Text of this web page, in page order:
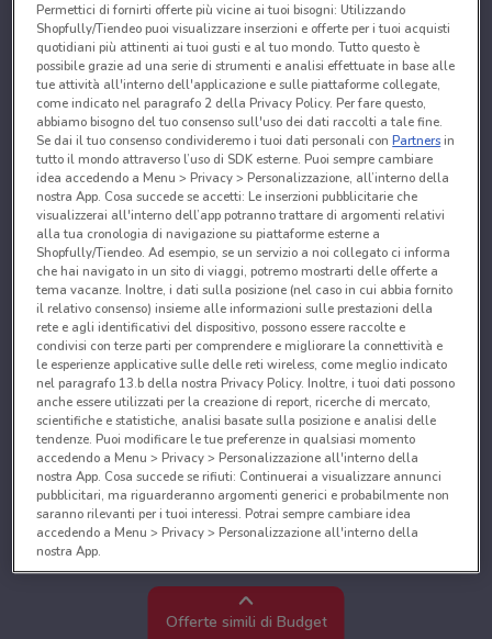
Offerte simili di Budget
Permettici di fornirti offerte più vicine ai tuoi bisogni: Utilizzando
Shopfully/Tiendeo puoi visualizzare inserzioni e offerte per i tuoi acquisti
quotidiani più attinenti ai tuoi gusti e al tuo mondo. Tutto questo è
possibile grazie ad una serie di strumenti e analisi effettuate in base alle
tue attività all'interno dell'applicazione e sulle piattaforme collegate,
come indicato nel paragrafo 2 della Privacy Policy. Per fare questo,
abbiamo bisogno del tuo consenso sull'uso dei dati raccolti a tale fine.
Se dai il tuo consenso condivideremo i tuoi dati personali conPartnersin
tutto il mondo attraverso l’uso di SDK esterne. Puoi sempre cambiare
idea accedendo a Menu > Privacy > Personalizzazione, all’interno della
nostra App. Cosa succede se accetti: Le inserzioni pubblicitarie che
visualizzerai all'interno dell’app potranno trattare di argomenti relativi
alla tua cronologia di navigazione su piattaforme esterne a
Shopfully/Tiendeo. Ad esempio, se un servizio a noi collegato ci informa
che hai navigato in un sito di viaggi, potremo mostrarti delle offerte a
tema vacanze. Inoltre, i dati sulla posizione (nel caso in cui abbia fornito
il relativo consenso) insieme alle informazioni sulle prestazioni della
rete e agli identificativi del dispositivo, possono essere raccolte e
condivisi con terze parti per comprendere e migliorare la connettività e
le esperienze applicative sulle delle reti wireless, come meglio indicato
nel paragrafo 13.b della nostra Privacy Policy. Inoltre, i tuoi dati possono
anche essere utilizzati per la creazione di report, ricerche di mercato,
scientifiche e statistiche, analisi basate sulla posizione e analisi delle
tendenze. Puoi modificare le tue preferenze in qualsiasi momento
accedendo a Menu > Privacy > Personalizzazione all'interno della
nostra App. Cosa succede se rifiuti: Continuerai a visualizzare annunci
pubblicitari, ma riguarderanno argomenti generici e probabilmente non
saranno rilevanti per i tuoi interessi. Potrai sempre cambiare idea
accedendo a Menu > Privacy > Personalizzazione all'interno della
nostra App.
Noi e i nostri partner trattiamo i dati per fornire:
Utilizzare dati di geolocalizzazione precisi. Scansione attiva delle
caratteristiche del dispositivo ai fini dell’identificazione. Archiviare